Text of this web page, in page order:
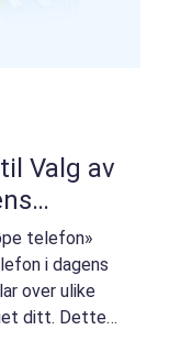
Valg av
telefon»
i dagens
over ulike
ditt. Dette